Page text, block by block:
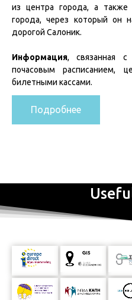
из центра города, а также
города, через который он
дорогой Салоник.
Информация, связанная с
почасовым расписанием,
билетными кассами.
Подробнее